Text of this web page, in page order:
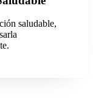
saludable,